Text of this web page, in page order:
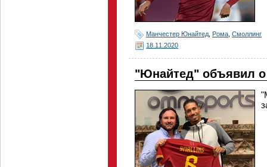
Манчестер Юнайтед Рома Смоллинг
18.11.2020
"Юнайтед" объявил